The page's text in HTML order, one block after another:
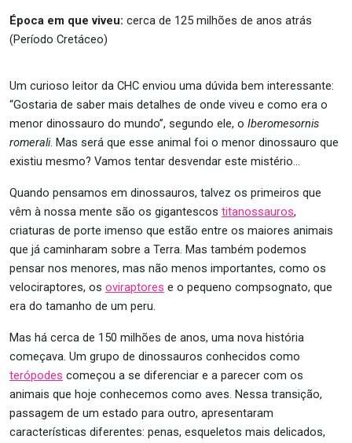
Época em que viveu: cerca de 125 milhões de anos atrás
(Período Cretáceo)
Um curioso leitor da CHC enviou uma dúvida bem interessante:
“Gostaria de saber mais detalhes de onde viveu e como era o
menor dinossauro do mundo”, segundo ele, o Iberomesornis
romerali. Mas será que esse animal foi o menor dinossauro que
existiu mesmo? Vamos tentar desvendar este mistério…
Quando pensamos em dinossauros, talvez os primeiros que
vêm à nossa mente são os gigantescos titanossauros,
criaturas de porte imenso que estão entre os maiores animais
que já caminharam sobre a Terra. Mas também podemos
pensar nos menores, mas não menos importantes, como os
velociraptores, os oviraptores e o pequeno compsognato, que
era do tamanho de um peru.
Mas há cerca de 150 milhões de anos, uma nova história
começava. Um grupo de dinossauros conhecidos como
terópodes começou a se diferenciar e a parecer com os
animais que hoje conhecemos como aves. Nessa transição,
passagem de um estado para outro, apresentaram
características diferentes: penas, esqueletos mais delicados,